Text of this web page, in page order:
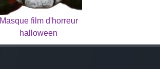
Masque film d'horreur
halloween